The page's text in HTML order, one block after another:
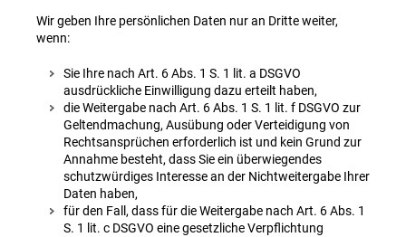
Wir geben Ihre persönlichen Daten nur an Dritte weiter,
wenn:
Sie Ihre nach Art. 6 Abs. 1 S. 1 lit. a DSGVO
ausdrückliche Einwilligung dazu erteilt haben,
die Weitergabe nach Art. 6 Abs. 1 S. 1 lit. f DSGVO zur
Geltendmachung, Ausübung oder Verteidigung von
Rechtsansprüchen erforderlich ist und kein Grund zur
Annahme besteht, dass Sie ein überwiegendes
schutzwürdiges Interesse an der Nichtweitergabe Ihrer
Daten haben,
für den Fall, dass für die Weitergabe nach Art. 6 Abs. 1
S. 1 lit. c DSGVO eine gesetzliche Verpflichtung